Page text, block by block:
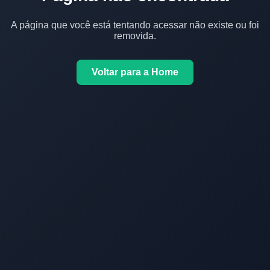
A página que você está tentando acessar não existe ou foi
removida.
Voltar para a Home